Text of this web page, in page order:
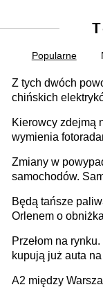
Popularne
Z tych dwóch
chińskich
Kierowcy zdejmą
wymienia
Zmiany w
samochodów.
technologią
Będą tańsze
Orlenem o
Przełom na
kupują już auta
A2 między